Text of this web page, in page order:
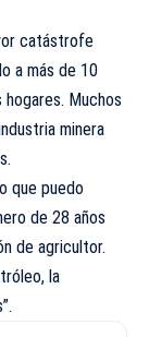
catástrofe
a más de 10
hogares. Muchos
minera
que puedo
de 28 años
de agricultor.
la